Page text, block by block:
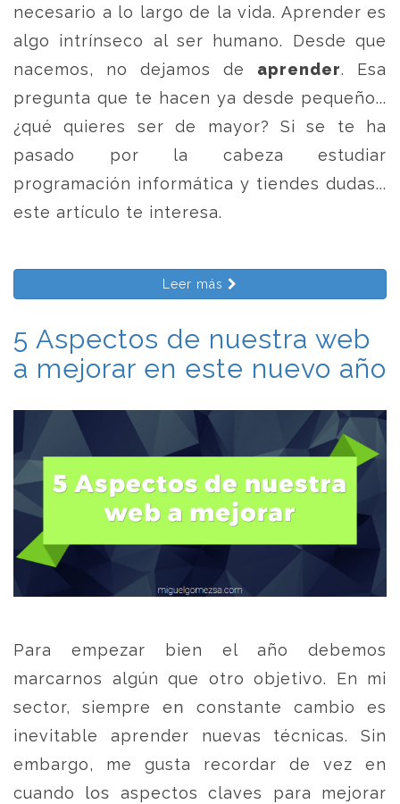
necesario a lo largo de la vida. Aprender es
algo intrínseco al ser humano. Desde que
nacemos, no dejamos de aprender. Esa
pregunta que te hacen ya desde pequeño...
¿qué quieres ser de mayor? Si se te ha
pasado por la cabeza estudiar
programación informática y tiendes dudas...
este artículo te interesa.
Leer más
5 Aspectos de nuestra web
a mejorar en este nuevo año
Para empezar bien el año debemos
marcarnos algún que otro objetivo. En mi
sector, siempre en constante cambio es
inevitable aprender nuevas técnicas. Sin
embargo, me gusta recordar de vez en
cuando los aspectos claves para mejorar